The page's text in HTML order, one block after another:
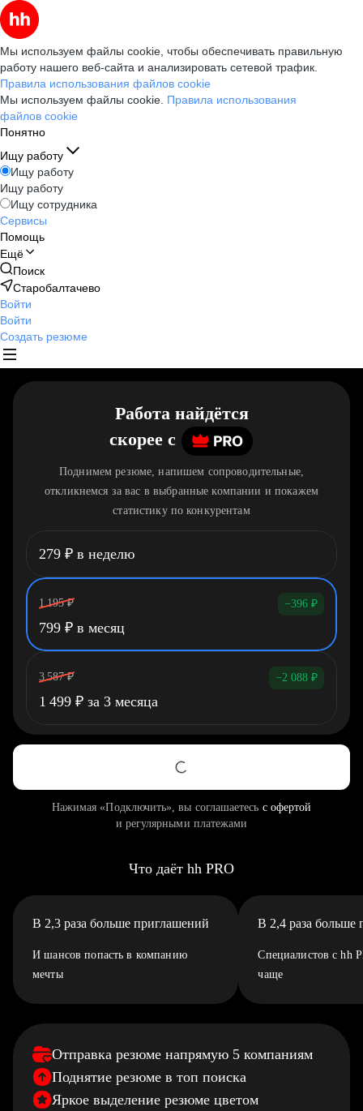
Мы используем файлы cookie, чтобы обеспечивать правильную
работу нашего веб-сайта и анализировать сетевой трафик.
Правила использования файлов cookie
Мы используем файлы cookie. Правила использования
файлов cookie
Понятно
Ищу работу
Ищу работу
Ищу работу
Ищу сотрудника
Сервисы
Помощь
Ещё
Поиск
Старобалтачево
Войти
Войти
Создать резюме
Работа найдётся
скорее c
Поднимем резюме, напишем сопроводительные,
откликнемся за вас в выбранные компании и покажем
статистику по конкурентам
279 ₽ в неделю
1 195 ₽ −396 ₽
799 ₽ в месяц
3 587 ₽ −2 088 ₽
1 499 ₽ за 3 месяца
Нажимая «Подключить», вы соглашаетесь с офертой
и регулярными платежами
Что даёт hh PRO
В 2,3 раза больше приглашений
И шансов попасть в компанию
мечты
В 2,4 раза больше
Специалистов с hh
чаще
Отправка резюме напрямую 5 компаниям
Поднятие резюме в топ поиска
Яркое выделение резюме цветом